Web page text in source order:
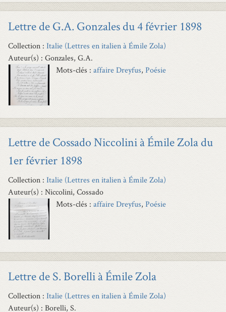
Lettre de G.A. Gonzales du 4 février 1898
Collection : Italie (Lettres en italien à Émile Zola)
Auteur(s) : Gonzales, G.A.
Mots-clés : affaire Dreyfus, Poésie
Lettre de Cossado Niccolini à Émile Zola du
1er février 1898
Collection : Italie (Lettres en italien à Émile Zola)
Auteur(s) : Niccolini, Cossado
Mots-clés : affaire Dreyfus, Poésie
Lettre de S. Borelli à Émile Zola
Collection : Italie (Lettres en italien à Émile Zola)
Auteur(s) : Borelli, S.